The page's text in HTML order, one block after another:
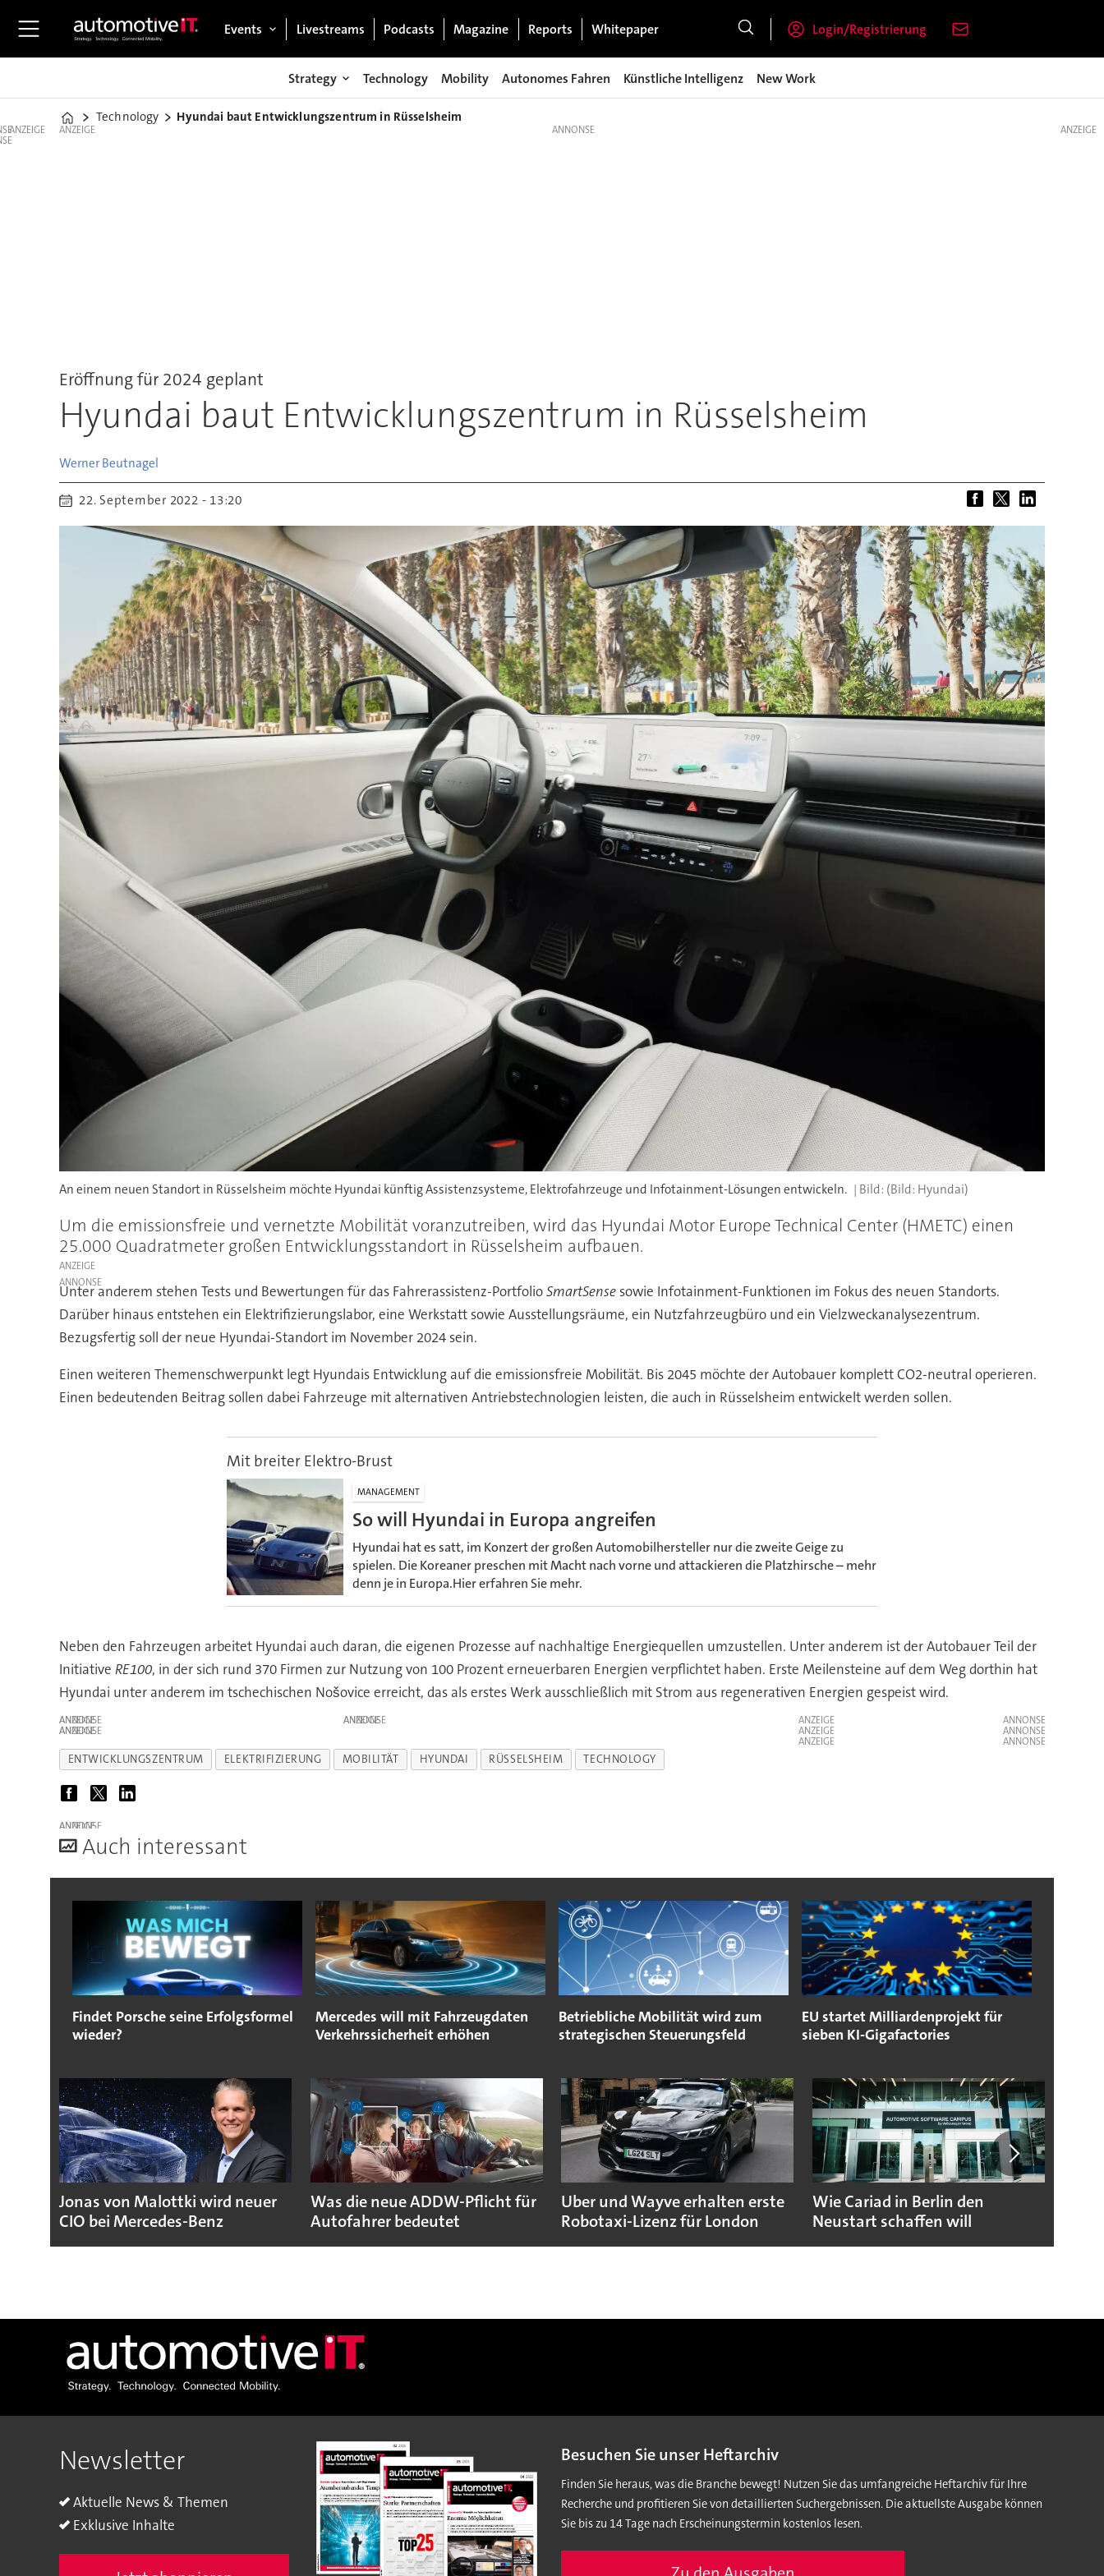
Events Livestreams Podcasts Magazine Reports Whitepaper Login/Registrierung
Strategy Technology Mobility Autonomes Fahren Künstliche Intelligenz New Work
Home
Technology Hyundai baut Entwicklungszentrum in Rüsselsheim
ANZEIGE ANZEIGE
Eröffnung für 2024 geplant
Hyundai baut Entwicklungszentrum in Rüsselsheim
Werner Beutnagel
22. September 2022 - 13:20
An einem neuen Standort in Rüsselsheim möchte Hyundai künftig Assistenzsysteme, Elektrofahrzeuge und Infotainment-Lösungen entwickeln. (Bild: Hyundai)
Um die emissionsfreie und vernetzte Mobilität voranzutreiben, wird das Hyundai Motor Europe Technical Center (HMETC) einen
25.000 Quadratmeter großen Entwicklungsstandort in Rüsselsheim aufbauen.
ANZEIGE
Unter anderem stehen Tests und Bewertungen für das Fahrerassistenz-PortfolioSmartSensesowie Infotainment-Funktionen im Fokus des neuen Standorts.
Darüber hinaus entstehen ein Elektrifizierungslabor, eine Werkstatt sowie Ausstellungsräume, ein Nutzfahrzeugbüro und ein Vielzweckanalysezentrum.
Bezugsfertig soll der neue Hyundai-Standort im November 2024 sein.
Einen weiteren Themenschwerpunkt legt Hyundais Entwicklung auf die emissionsfreie Mobilität. Bis 2045 möchte der Autobauer komplett CO2-neutral operieren.
Einen bedeutenden Beitrag sollen dabei Fahrzeuge mit alternativen Antriebstechnologien leisten, die auch in Rüsselsheim entwickelt werden sollen.
Mit breiter Elektro-Brust
MANAGEMENT
So will Hyundai in Europa angreifen
Hyundai hat es satt, im Konzert der großen Automobilhersteller nur die zweite Geige zu
spielen. Die Koreaner preschen mit Macht nach vorne und attackieren die Platzhirsche – mehr
denn je in Europa.Hier erfahren Sie mehr.
Neben den Fahrzeugen arbeitet Hyundai auch daran, die eigenen Prozesse auf nachhaltige Energiequellen umzustellen. Unter anderem ist der Autobauer Teil der
Initiative RE100, in der sich rund 370 Firmen zur Nutzung von 100 Prozent erneuerbaren Energien verpflichtet haben. Erste Meilensteine auf dem Weg dorthin hat
Hyundai unter anderem im tschechischen Nošovice erreicht, das als erstes Werk ausschließlich mit Strom aus regenerativen Energien gespeist wird.
ANZEIGE ANZEIGE
ANZEIGE
ANZEIGE
ANZEIGE
ANZEIGE
ENTWICKLUNGSZENTRUM ELEKTRIFIZIERUNG MOBILITÄT HYUNDAI RÜSSELSHEIM TECHNOLOGY
ANZEIGE
Auch interessant
Findet Porsche seine Erfolgsformel
wieder?
Mercedes will mit Fahrzeugdaten
Verkehrssicherheit erhöhen
Betriebliche Mobilität wird zum
strategischen Steuerungsfeld
EU startet Milliardenprojekt für
sieben KI-Gigafactories
Jonas von Malottki wird neuer
CIO bei Mercedes-Benz
Was die neue ADDW-Pflicht für
Autofahrer bedeutet
Uber und Wayve erhalten erste
Robotaxi-Lizenz für London
Wie Cariad in Berlin den
Neustart schaffen will
ANZEIGE
Newsletter
Aktuelle News & Themen
Exklusive Inhalte
Besuchen Sie unser Heftarchiv
Finden Sie heraus, was die Branche bewegt! Nutzen Sie das umfangreiche Heftarchiv für Ihre
Recherche und profitieren Sie von detaillierten Suchergebnissen. Die aktuellste Ausgabe können
Sie bis zu 14 Tage nach Erscheinungstermin kostenlos lesen.